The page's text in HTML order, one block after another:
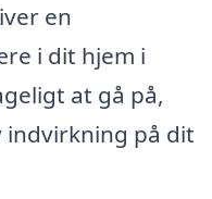
en
i dit hjem i
at gå på,
på dit